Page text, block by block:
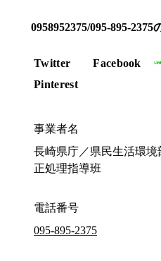
0958952375/095-895-2375
Twitter Facebook
Pinterest
事業者名
長崎県庁／県民生活環
正処理指導班
電話番号
095-895-2375